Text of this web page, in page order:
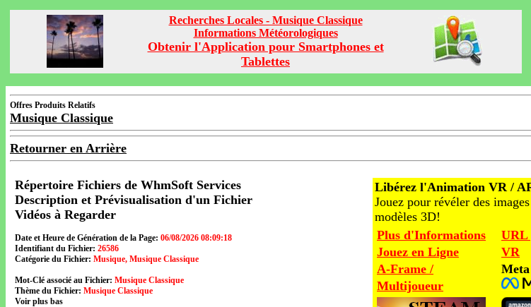
Recherches Locales - Musique Classique
Informations Météorologiques
Obtenir l'Application pour Smartphones et
Tablettes
Offres Produits Relatifs
Musique Classique
Retourner en Arrière
Répertoire Fichiers de WhmSoft Services
Description et Prévisualisation d'un Fichier
Vidéos à Regarder
Date et Heure de Génération de la Page: 06/08/2026 08:09:18
Identifiant du Fichier: 26586
Catégorie du Fichier: Musique, Musique Classique
Mot-Clé associé au Fichier: Musique Classique
Thème du Fichier: Musique Classique
Voir plus bas
Libérez l'Animation VR /
Jouez pour révéler des
modèles 3D!
Plus d'Informations
Jouez en Ligne
A-Frame /
Multijoueur
URL
VR